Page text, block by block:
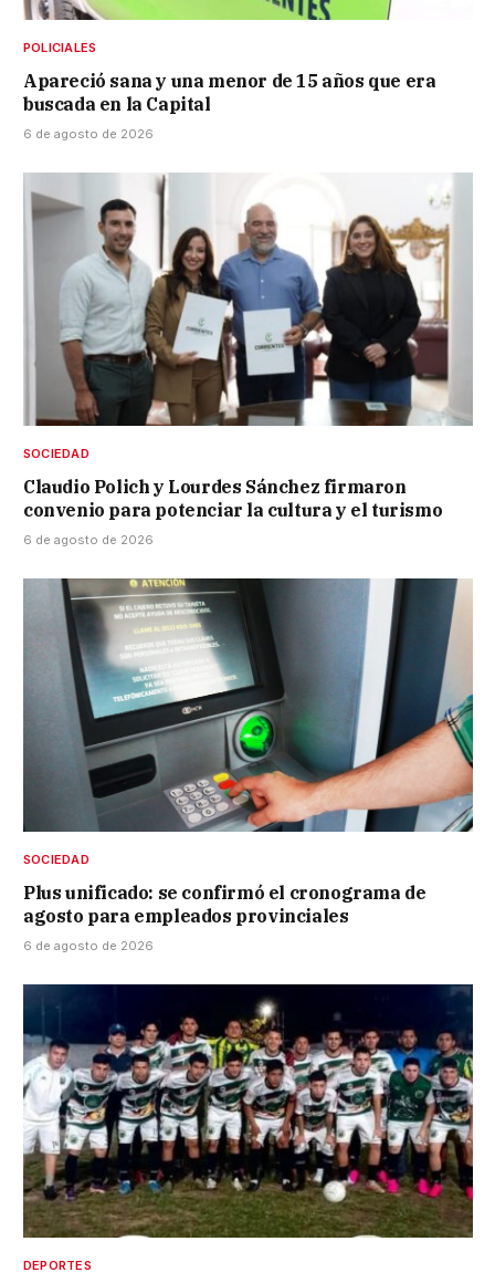
POLICIALES
Apareció sana y una menor de 15 años que era
buscada en la Capital
6 de agosto de 2026
SOCIEDAD
Claudio Polich y Lourdes Sánchez firmaron
convenio para potenciar la cultura y el turismo
6 de agosto de 2026
SOCIEDAD
Plus unificado: se confirmó el cronograma de
agosto para empleados provinciales
6 de agosto de 2026
DEPORTES